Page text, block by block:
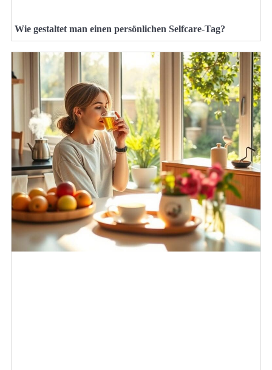
Wie gestaltet man einen persönlichen Selfcare-Tag?